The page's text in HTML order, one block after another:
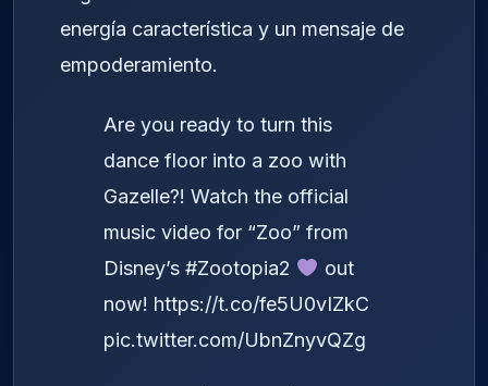
energía característica y un mensaje de
empoderamiento.
Are you ready to turn this
dance floor into a zoo with
Gazelle?! Watch the official
music video for “Zoo” from
Disney’s #Zootopia2
out
now! https://t.co/fe5U0vIZkC
pic.twitter.com/UbnZnyvQZg